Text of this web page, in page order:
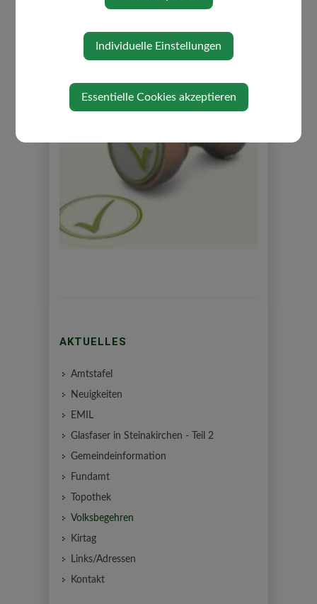
Berechnung der Anzahl an Unterschriften
miteingerechnet.
AKTUELLES
Amtstafel
Neuigkeiten
EMIL
Glasfaser in Steinakirchen - Teil 2
Gemeindeinformation
Fundamt
Topothek
Volksbegehren
Kirtag
Links/Adressen
Kontakt
Individuelle Einstellungen
Essentielle Cookies akzeptieren